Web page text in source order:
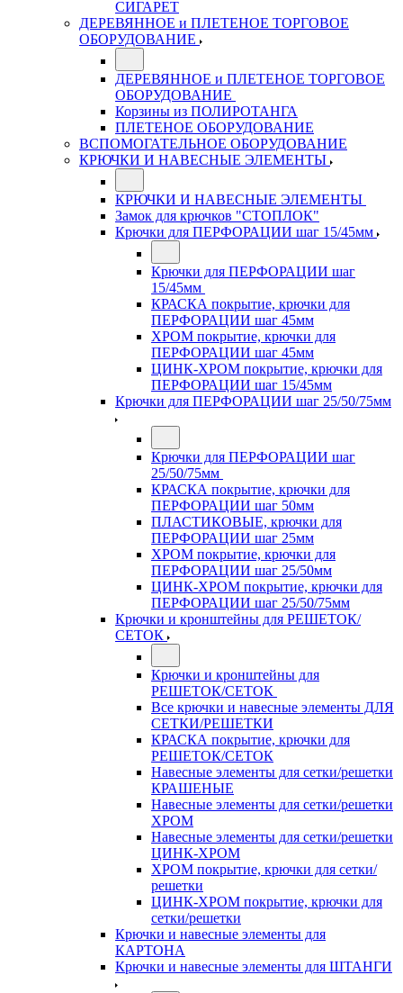
СИГАРЕТ
ДЕРЕВЯННОЕ и ПЛЕТЕНОЕ ТОРГОВОЕ
ОБОРУДОВАНИЕ
ДЕРЕВЯННОЕ и ПЛЕТЕНОЕ ТОРГОВОЕ
ОБОРУДОВАНИЕ
Корзины из ПОЛИРОТАНГА
ПЛЕТЕНОЕ ОБОРУДОВАНИЕ
ВСПОМОГАТЕЛЬНОЕ ОБОРУДОВАНИЕ
КРЮЧКИ И НАВЕСНЫЕ ЭЛЕМЕНТЫ
КРЮЧКИ И НАВЕСНЫЕ ЭЛЕМЕНТЫ
Замок для крючков "СТОПЛОК"
Крючки для ПЕРФОРАЦИИ шаг 15/45мм
Крючки для ПЕРФОРАЦИИ шаг
15/45мм
КРАСКА покрытие, крючки для
ПЕРФОРАЦИИ шаг 45мм
ХРОМ покрытие, крючки для
ПЕРФОРАЦИИ шаг 45мм
ЦИНК-ХРОМ покрытие, крючки для
ПЕРФОРАЦИИ шаг 15/45мм
Крючки для ПЕРФОРАЦИИ шаг 25/50/75мм
Крючки для ПЕРФОРАЦИИ шаг
25/50/75мм
КРАСКА покрытие, крючки для
ПЕРФОРАЦИИ шаг 50мм
ПЛАСТИКОВЫЕ, крючки для
ПЕРФОРАЦИИ шаг 25мм
ХРОМ покрытие, крючки для
ПЕРФОРАЦИИ шаг 25/50мм
ЦИНК-ХРОМ покрытие, крючки для
ПЕРФОРАЦИИ шаг 25/50/75мм
Крючки и кронштейны для РЕШЕТОК/
СЕТОК
Крючки и кронштейны для
РЕШЕТОК/СЕТОК
Все крючки и навесные элементы ДЛЯ
СЕТКИ/РЕШЕТКИ
КРАСКА покрытие, крючки для
РЕШЕТОК/СЕТОК
Навесные элементы для сетки/решетки
КРАШЕНЫЕ
Навесные элементы для сетки/решетки
ХРОМ
Навесные элементы для сетки/решетки
ЦИНК-ХРОМ
ХРОМ покрытие, крючки для сетки/
решетки
ЦИНК-ХРОМ покрытие, крючки для
сетки/решетки
Крючки и навесные элементы для
КАРТОНА
Крючки и навесные элементы для ШТАНГИ